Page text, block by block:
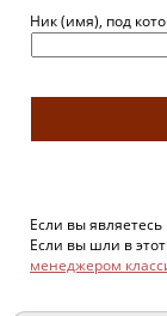
Ник (имя), под
Если вы
Если вы шли в этот
менеджером